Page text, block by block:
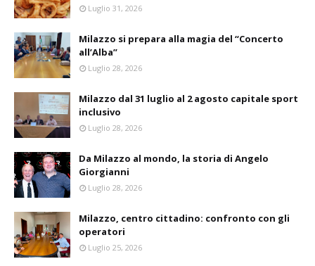
Luglio 31, 2026
Milazzo si prepara alla magia del “Concerto
all’Alba”
Luglio 28, 2026
Milazzo dal 31 luglio al 2 agosto capitale sport
inclusivo
Luglio 28, 2026
Da Milazzo al mondo, la storia di Angelo
Giorgianni
Luglio 28, 2026
Milazzo, centro cittadino: confronto con gli
operatori
Luglio 25, 2026